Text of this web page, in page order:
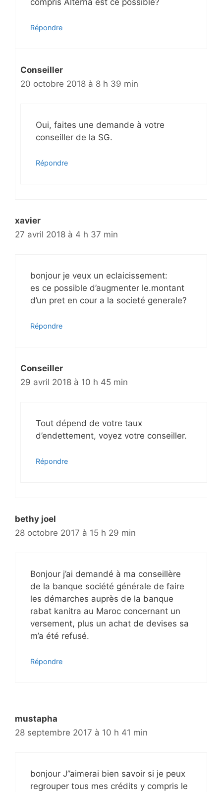
compris Alterna est ce possible?
Répondre
Conseiller
20 octobre 2018 à 8 h 39 min
Oui, faites une demande à votre
conseiller de la SG.
Répondre
xavier
27 avril 2018 à 4 h 37 min
bonjour je veux un eclaicissement:
es ce possible d’augmenter le.montant
d’un pret en cour a la societé generale?
Répondre
Conseiller
29 avril 2018 à 10 h 45 min
Tout dépend de votre taux
d’endettement, voyez votre conseiller.
Répondre
bethy joel
28 octobre 2017 à 15 h 29 min
Bonjour j’ai demandé à ma conseillère
de la banque société générale de faire
les démarches auprès de la banque
rabat kanitra au Maroc concernant un
versement, plus un achat de devises sa
m’a été refusé.
Répondre
mustapha
28 septembre 2017 à 10 h 41 min
bonjour J”aimerai bien savoir si je peux
regrouper tous mes crédits y compris le